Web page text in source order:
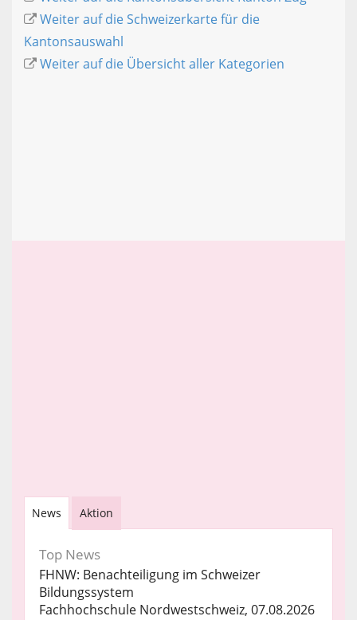
Weiter auf die Schweizerkarte für die
Kantonsauswahl
Weiter auf die Übersicht aller Kategorien
News Aktion
Top News
FHNW: Benachteiligung im Schweizer
Bildungssystem
Fachhochschule Nordwestschweiz, 07.08.2026